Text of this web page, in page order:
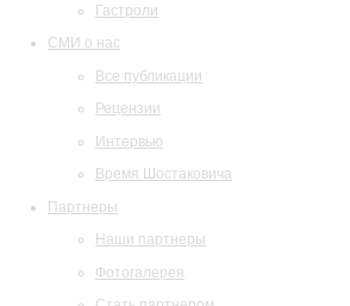
Гастроли
СМИ о нас
Все публикации
Рецензии
Интервью
Время Шостаковича
Партнеры
Наши партнеры
Фотогалерея